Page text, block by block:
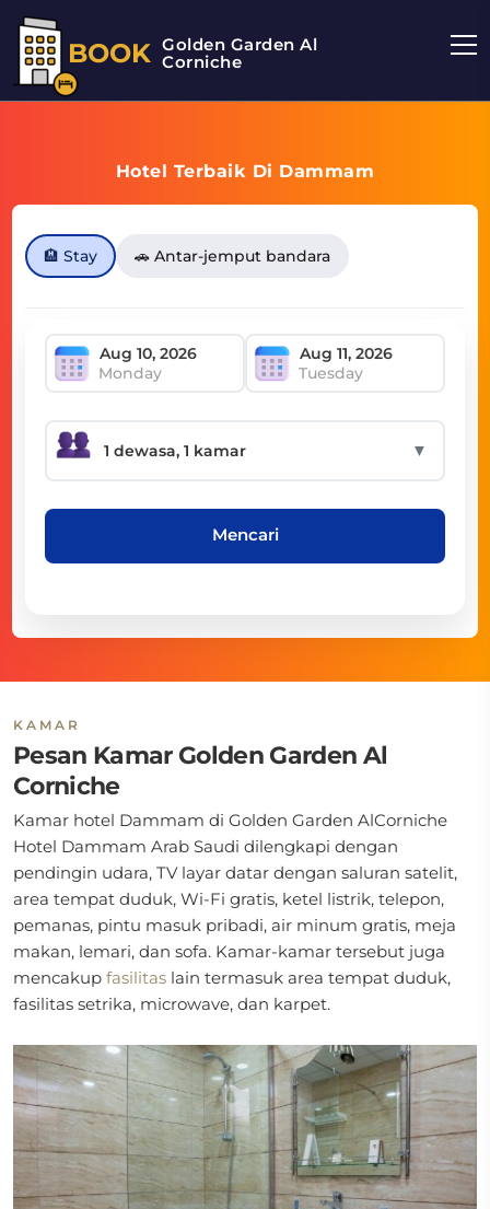
BOOK Golden Garden Al
Corniche
Hotel Terbaik Di Dammam
🏨 Stay 🚗 Antar-jemput bandara
Monday Tuesday
▼
Mencari
KAMAR
Pesan Kamar Golden Garden Al
Corniche
Kamar hotel Dammam di Golden Garden AlCorniche
Hotel Dammam Arab Saudi dilengkapi dengan
pendingin udara, TV layar datar dengan saluran satelit,
area tempat duduk, Wi-Fi gratis, ketel listrik, telepon,
pemanas, pintu masuk pribadi, air minum gratis, meja
makan, lemari, dan sofa. Kamar-kamar tersebut juga
mencakup fasilitas lain termasuk area tempat duduk,
fasilitas setrika, microwave, dan karpet.